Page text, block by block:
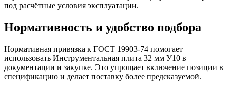
под расчётные условия эксплуатации.
Нормативность и удобство подбора
Нормативная привязка к ГОСТ 19903-74 помогает
использовать Инструментальная плита 32 мм У10 в
документации и закупке. Это упрощает включение позиции в
спецификацию и делает поставку более предсказуемой.